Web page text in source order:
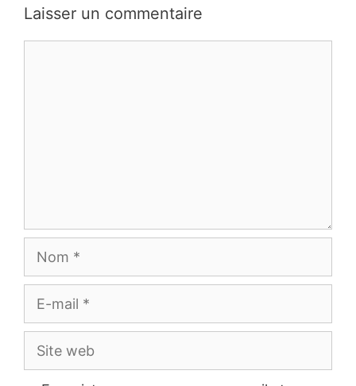
Laisser un commentaire
Nom
E-
mail
Site
web